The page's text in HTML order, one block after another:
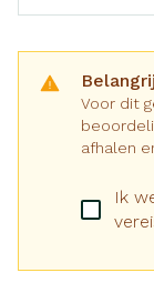
Voor dit
afhalen
Ik